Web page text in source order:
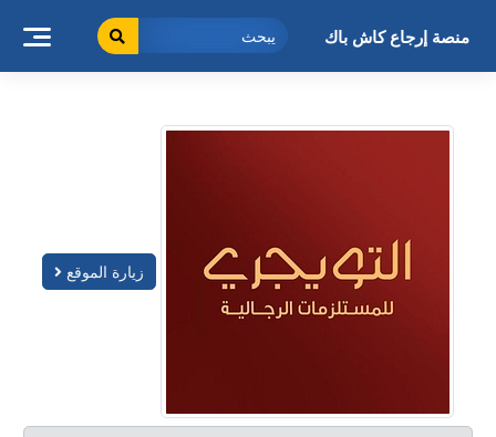
منصة إرجاع كاش باك
زيارة الموقع